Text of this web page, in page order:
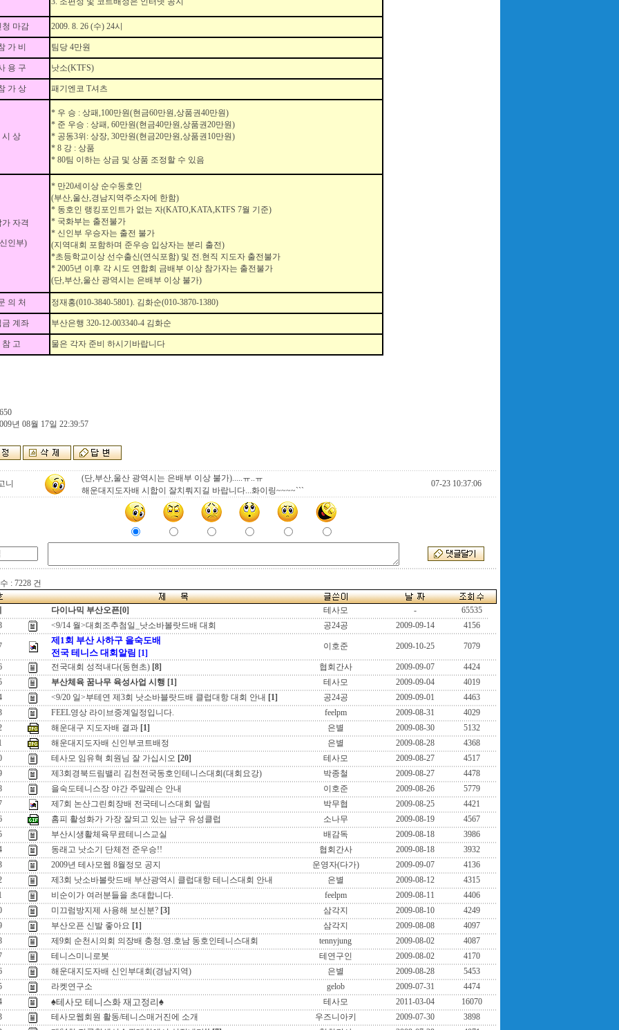
청 마감 2009. 8. 26 (수) 24시
가 비 팀당 4만원
용 구 낫소(KTFS)
가 상 패기엔코 T셔츠
시 상
* 우 승 : 상패,100만원(현금60만원,상품권40만원)
* 준 우승 : 상패, 60만원(현금40만원,상품권20만원)
* 공동3위: 상장, 30만원(현금20만원,상품권10만원)
* 8 강 : 상품
* 80팀 이하는 상금 및 상품 조정할 수 있음
가 자격
인부)
* 만20세이상 순수동호인
(부산,울산,경남지역주소자에 한함)
* 동호인 랭킹포인트가 없는 자(KATO,KATA,KTFS 7월 기준)
* 국화부는 출전불가
* 신인부 우승자는 출전 불가
(지역대회 포함하며 준우승 입상자는 분리 출전)
*초등학교이상 선수출신(연식포함) 및 전.현직 지도자 출전불가
* 2005년 이후 각 시도 연합회 금배부 이상 참가자는 출전불가
(단,부산,울산 광역시는 은배부 이상 불가)
의 처 정재홍(010-3840-5801). 김화순(010-3870-1380)
금 계좌 부산은행 320-12-003340-4 김화순
참 고 물은 각자 준비 하시기바랍니다
년 08월 17일 22:39:57
니
(단,부산,울산 광역시는 은배부 이상 불가).....ㅠ..ㅠ
해운대지도자배 시합이 잘치뤄지길 바랍니다...화이링~~~~```
07-23 10:37:06
: 7228 건
다이나믹 부산오픈[0] 테사모 -
65535
<9/14 월>대회조추첨일_낫소바볼랏드배 대회 공24공 2009-09-14 4156
제1회 부산 사하구 을숙도배
전국 테니스 대회알림 [1]
이호준 2009-10-25 7079
전국대회 성적내다(동현초) [8] 협회간사 2009-09-07
4424
부산체육 꿈나무 육성사업 시행 [1] 테사모 2009-09-04
4019
<9/20 일>부테연 제3회 낫소바블랏드배 클럽대항 대회 안내 [1] 공24공 2009-09-01
4463
FEEL영상 라이브중계일정입니다. feelpm 2009-08-31
4029
해운대구 지도자배 결과 [1] 은별 2009-08-30
5132
해운대지도자배 신인부코트배정 은별 2009-08-28
4368
테사모 임유혁 회원님 잘 가십시오 [20] 테사모 2009-08-27
4517
제3회경북드림밸리 김천전국동호인테니스대회(대회요강) 박종철 2009-08-27
4478
을숙도테니스장 야간 주말레슨 안내 이호준 2009-08-26
5779
제7회 논산그린회장배 전국테니스대회 알림 박무협 2009-08-25
4421
홈피 활성화가 가장 잘되고 있는 남구 유성클럽 소나무 2009-08-19
4567
부산시생활체육무료테니스교실 배감독 2009-08-18
3986
동래고 낫소기 단체전 준우승!! 협회간사 2009-08-18
3932
2009년 테사모웹 8월정모 공지 운영자(다가) 2009-09-07
4136
제3회 낫소바볼랏드배 부산광역시 클럽대항 테니스대회 안내 은별 2009-08-12
4315
비순이가 여러분들을 초대합니다. feelpm 2009-08-11
4406
미끄럼방지제 사용해 보신분? [3] 삼각지 2009-08-10
4249
부산오픈 신발 좋아요 [1] 삼각지 2009-08-08
4097
제9회 순천시의회 의장배 충청.영.호남 동호인테니스대회 tennyjung 2009-08-02
4087
테니스미니로봇 테연구인 2009-08-02
4170
해운대지도자배 신인부대회(경남지역) 은별 2009-08-28
5453
라켓연구소 gelob 2009-07-31
4474
♠테사모 테니스화 재고정리♠ 테사모 2011-03-04
16070
테사모웹회원 활동/테니스매거진에 소개 우즈니아키 2009-07-30
3898